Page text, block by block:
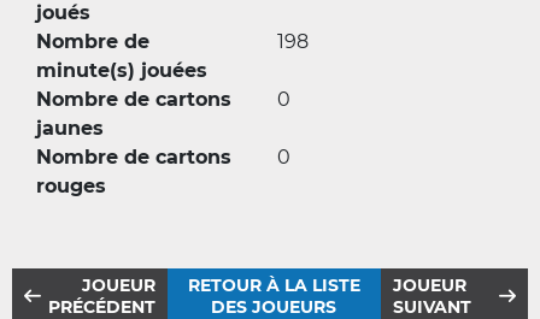
joués
Nombre de
minute(s) jouées
198
Nombre de cartons
jaunes
0
Nombre de cartons
rouges
0
JOUEUR
PRÉCÉDENT
RETOUR À LA LISTE
DES JOUEURS
JOUEUR
SUIVANT